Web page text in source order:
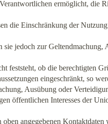
ermöglicht, die
die Einschränkung der
jedoch zur Geltendmachung,
feststeht, ob die berechtigten
eingeschränkt, so
Ausübung oder
öffentlichen Interesses der
angegebenen Kontaktdaten